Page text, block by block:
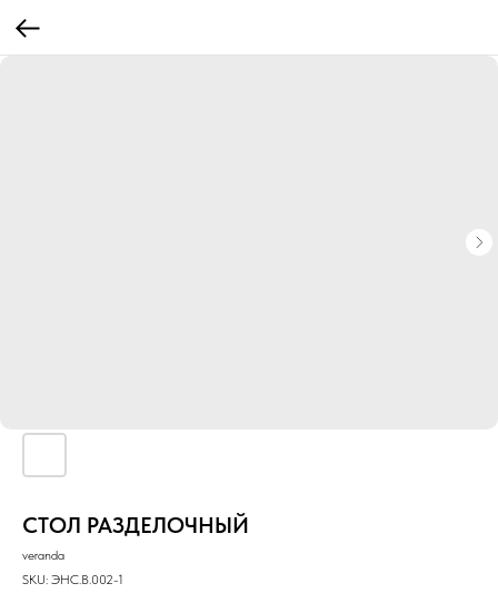
СТОЛ РАЗДЕЛОЧНЫЙ
veranda
SKU: ЭНС.B.002-1